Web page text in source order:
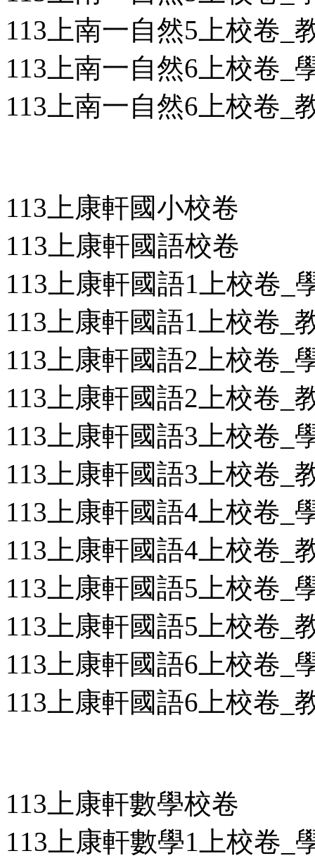
113上南一自然5上校卷_
113上南一自然6上校卷_
113上南一自然6上校卷_
113上康軒國小校卷
113上康軒國語校卷
113上康軒國語1上校卷_
113上康軒國語1上校卷_
113上康軒國語2上校卷_
113上康軒國語2上校卷_
113上康軒國語3上校卷_
113上康軒國語3上校卷_
113上康軒國語4上校卷_
113上康軒國語4上校卷_
113上康軒國語5上校卷_
113上康軒國語5上校卷_
113上康軒國語6上校卷_
113上康軒國語6上校卷_
113上康軒數學校卷
113上康軒數學1上校卷_